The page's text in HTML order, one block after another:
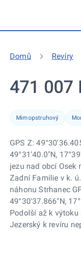
Domů Revíry
471 007
Mimopstruhový
GPS Z:
49°31'40.0"N,
jezu nad obcí Osek
Zadní Familie v k.
náhonu Strhanec
49°30'37.866"N,
Podolší až k výtoku
Jezerský k revíru